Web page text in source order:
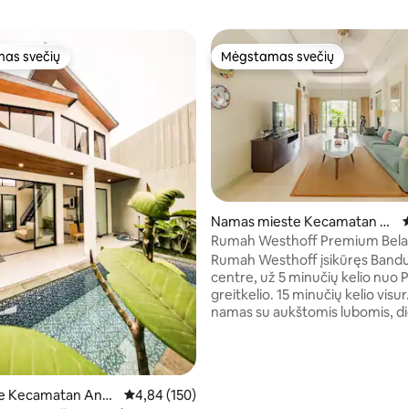
iš 5, atsiliepimų: 182
svečių
svečių
Kecamatan Andi
Vidutinis įvertinimas: 4,84 iš 5, atsiliepimų: 150
4,84 (150)
Mėgstamas svečių
Mėgstamas svečių
Namas mieste Kecamatan Ci
cendo
Rumah Westhoff Premium
House Citi Center
Rumah Westhoff įsikūręs
centre, už 5 minučių kelio nuo
greitkelio. 15 minučių kelio
namas su aukštomis lubomis,